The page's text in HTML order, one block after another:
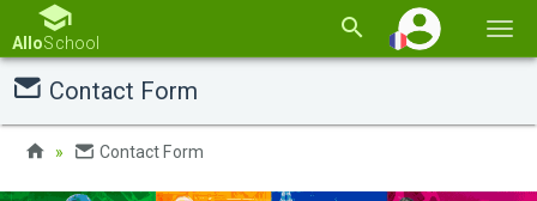
la
AlloSchool
Contact Form
Contact Form